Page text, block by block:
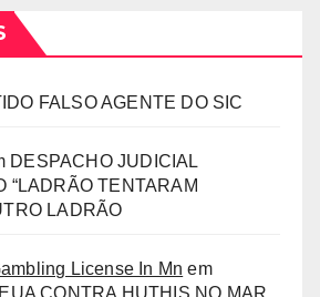
FALSO AGENTE DO SIC
DESPACHO JUDICIAL
“LADRÃO TENTARAM
LADRÃO
License In Mn em
CONTRA HUTHIS NO MAR